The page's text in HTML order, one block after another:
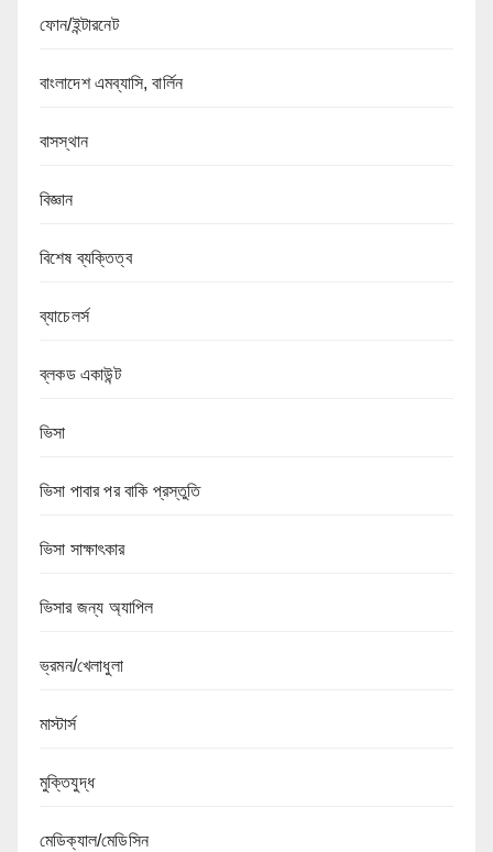
ফোন/ইন্টারনেট
বাংলাদেশ এমব্যাসি, বার্লিন
বাসস্থান
বিজ্ঞান
বিশেষ ব্যক্তিত্ব
ব্যাচেলর্স
ব্লকড একাউন্ট
ভিসা
ভিসা পাবার পর বাকি প্রস্তুতি
ভিসা সাক্ষাৎকার
ভিসার জন্য অ্যাপিল
ভ্রমন/খেলাধুলা
মাস্টার্স
মুক্তিযুদ্ধ
মেডিক্যাল/মেডিসিন